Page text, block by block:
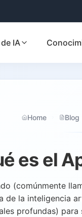
IA
Home Blog
es el
(comúnmente
de la inteligencia
profundas)